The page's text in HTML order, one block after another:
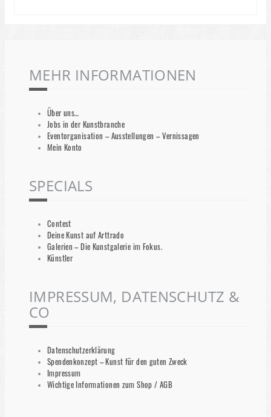
MEHR INFORMATIONEN
Über uns…
Jobs in der Kunstbranche
Eventorganisation – Ausstellungen – Vernissagen
Mein Konto
SPECIALS
Contest
Deine Kunst auf Arttrado
Galerien – Die Kunstgalerie im Fokus.
Künstler
IMPRESSUM, DATENSCHUTZ &
CO
Datenschutzerklärung
Spendenkonzept – Kunst für den guten Zweck
Impressum
Wichtige Informationen zum Shop / AGB